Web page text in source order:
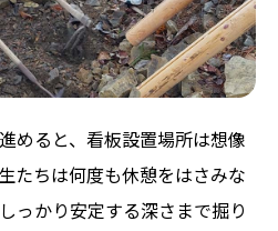
めると、看板設置場所は想像
たちは何度も休憩をはさみな
っかり安定する深さまで掘り